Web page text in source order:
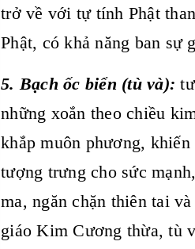
trở về với tự tính Phật
Phật, có khả năng ban sự
5. Bạch ốc biển (tù và):
những xoắn theo chiều
khắp muôn phương,
tượng trưng cho sức
ma, ngăn chặn thiên tai
giáo Kim Cương thừa, tù